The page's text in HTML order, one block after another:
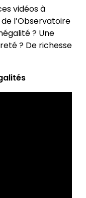
vidéos à
l’Observatoire
? Une
? De richesse